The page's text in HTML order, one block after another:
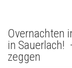
Overnachten
in Sauerlach!
zeggen